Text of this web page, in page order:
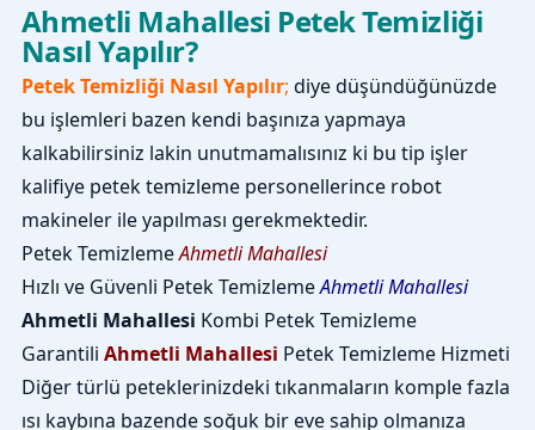
Ahmetli Mahallesi Petek Temizliği
Nasıl Yapılır?
Petek Temizliği Nasıl Yapılır; diye düşündüğünüzde
bu işlemleri bazen kendi başınıza yapmaya
kalkabilirsiniz lakin unutmamalısınız ki bu tip işler
kalifiye petek temizleme personellerince robot
makineler ile yapılması gerekmektedir.
Petek TemizlemeAhmetli Mahallesi
Hızlı ve Güvenli Petek TemizlemeAhmetli Mahallesi
Ahmetli Mahallesi Kombi Petek Temizleme
Garantili Ahmetli Mahallesi Petek Temizleme Hizmeti
Diğer türlü peteklerinizdeki tıkanmaların komple fazla
ısı kaybına bazende soğuk bir eve sahip olmanıza